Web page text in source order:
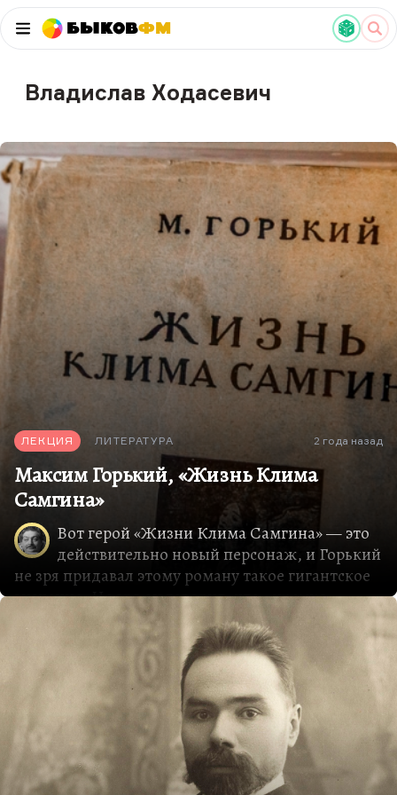
БыковФМ
Владислав Ходасевич
ЛЕКЦИЯ ЛИТЕРАТУРА 2 года назад
Максим Горький, «Жизнь Клима
Самгина»
Вот герой «Жизни Клима Самгина» — это
действительно новый персонаж, и Горький
не зря придавал этому роману такое гигантское
значение. Не зря он говорил, что«от меня
останется, может быть, тридцать томов
сочинений, но все будут говорить, что он тридцать
лет готовился написать главный роман, а потом его
написал»
. «Жизнь Клима Самгина», мне кажется,
как и все великие романы, родилась из
стремления свести счеты с бывшим другом. Так
получилось, мне кажется, у Достоевского, когда
у него в разных героях узнают Слащева. Это
версия Сараскиной, но я думаю, что она во